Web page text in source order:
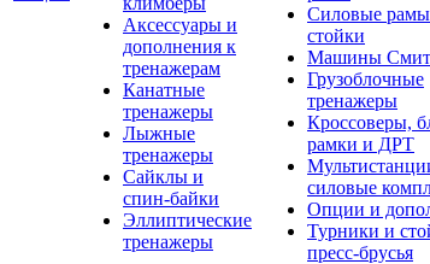
Аксессуары и
дополнения к
тренажерам
Канатные
тренажеры
Лыжные
тренажеры
Сайклы и
спин-байки
Эллиптические
тренажеры
Силовые
стойки
Машины
Грузоблочные
тренажеры
Кроссоверы,
рамки и ДРТ
силовые
Опции и
Турники и
пресс-брусья